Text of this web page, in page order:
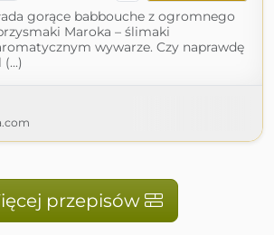
gorące babbouche z ogromnego
Maroka – ślimaki
wywarze. Czy naprawdę
przepisów